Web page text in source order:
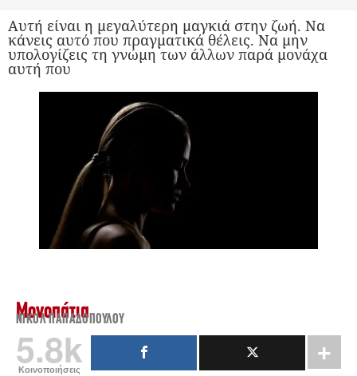
Αυτή είναι η μεγαλύτερη μαγκιά στην ζωή. Να
κάνεις αυτό που πραγματικά θέλεις. Να μην
υπολογίζεις τη γνώμη των άλλων παρά μονάχα
αυτή που
Μονοπάτια
ΝΙΚΌΛ ΠΑΠΑΔΟΠΟΎΛΟΥ
5.8k
Κοινοποιήσεις